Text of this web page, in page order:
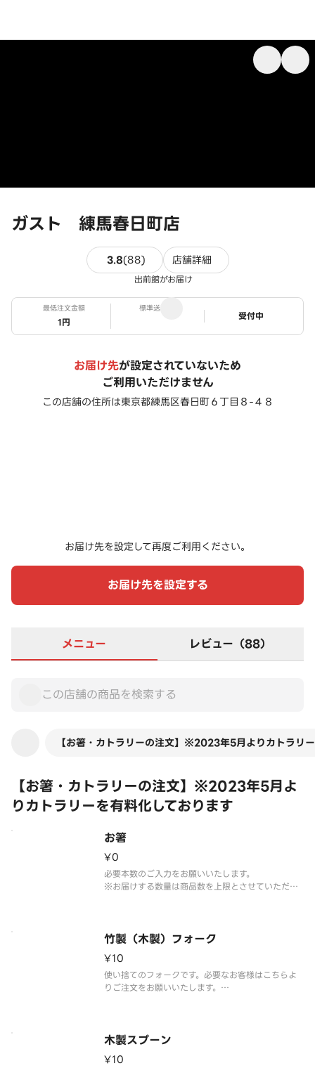
ガスト 練馬春日町店
3.8(88)88件のレビュー
店舗詳細
出前館がお届け
最低注文金額
1円
標準送料
ステータス
受付中
お届け先が設定されていないため
ご利用いただけません
この店舗の住所は東京都練馬区春日町６丁目８-４８
お届け先を設定して再度ご利用ください。
お届け先を設定する
メニュー レビュー（88）
【お箸・カトラリーの注文】※2023年5月よりカトラリ
【お箸・カトラリーの注文】※2023年5月よ
りカトラリーを有料化しております
お箸
¥0
必要本数のご入力をお願いいたします。
※お届けする数量は商品数を上限とさせていただき
竹製（木製）フォーク
¥10
使い捨てのフォークです。必要なお客様はこちらよ
りご注文をお願いいたします。
木製スプーン
¥10